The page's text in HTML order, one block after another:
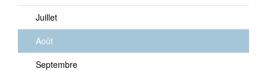
Juillet
Août
Septembre